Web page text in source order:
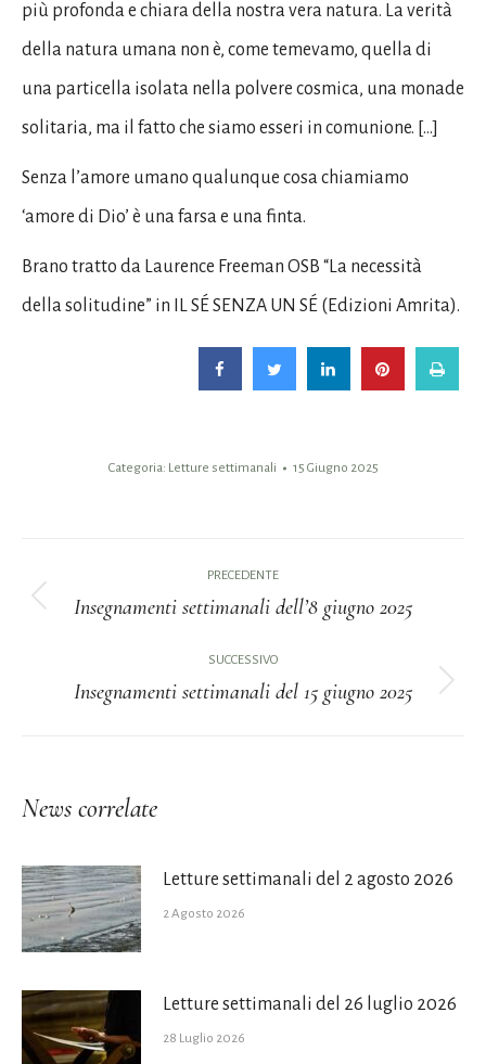
più profonda e chiara della nostra vera natura. La verità
della natura umana non è, come temevamo, quella di
una particella isolata nella polvere cosmica, una monade
solitaria, ma il fatto che siamo esseri in comunione. […]
Senza l’amore umano qualunque cosa chiamiamo
‘amore di Dio’ è una farsa e una finta.
Brano tratto da Laurence Freeman OSB “La necessità
della solitudine” in IL SÉ SENZA UN SÉ (Edizioni Amrita).
Categoria: Letture settimanali 15 Giugno 2025
tra
PRECEDENTE
Post
precedente:
Insegnamenti settimanali dell’8 giugno 2025
SUCCESSIVO
Prossimo
Insegnamenti settimanali del 15 giugno 2025
News correlate
Letture settimanali del 2 agosto 2026
2 Agosto 2026
Letture settimanali del 26 luglio 2026
28 Luglio 2026